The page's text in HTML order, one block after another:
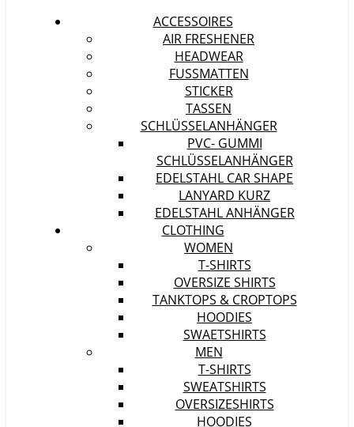
ACCESSOIRES
AIR FRESHENER
HEADWEAR
FUSSMATTEN
STICKER
TASSEN
SCHLÜSSELANHÄNGER
PVC- GUMMI
SCHLÜSSELANHÄNGER
EDELSTAHL CAR SHAPE
LANYARD KURZ
EDELSTAHL ANHÄNGER
CLOTHING
WOMEN
T-SHIRTS
OVERSIZE SHIRTS
TANKTOPS & CROPTOPS
HOODIES
SWAETSHIRTS
MEN
T-SHIRTS
SWEATSHIRTS
OVERSIZESHIRTS
HOODIES